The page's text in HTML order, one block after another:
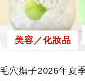
美容／化妝品
毛穴撫子2026年夏